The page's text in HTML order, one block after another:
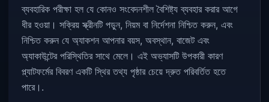
ব্যবহারিক পরীক্ষা হল যে কোনও সংবেদনশীল বৈশিষ্ট্য ব্যবহার করার আগে
ধীর হওয়া। সক্রিয় স্ক্রীনটি পড়ুন, নিয়ম বা নির্দেশনা নিশ্চিত করুন, এবং
নিশ্চিত করুন যে অ্যাকশন আপনার বয়স, অবস্থান, বাজেট এবং
অ্যাকাউন্টের পরিস্থিতির সাথে মেলে। এই অভ্যাসটি উপকারী কারণ
প্ল্যাটফর্মের বিবরণ একটি স্থির তথ্য পৃষ্ঠার চেয়ে দ্রুত পরিবর্তিত হতে
পারে।.